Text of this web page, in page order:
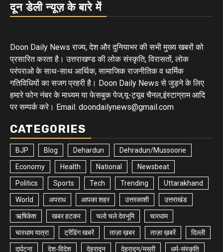
दून डेली न्यूज़ के बारे में
Doon Daily News राज्य, देश और दुनियाभर की सभी मुख्य खबरों को
प्रसारित करता है। उत्तराखण्ड की लोक संस्कृति, विरासतों, लोक
परंपराओ के साथ-साथ आर्थिक, सामाजिक राजनीतिक व धार्मिक
गतिविधियों का सजग प्रहरी है। Doon Daily News से जुड़ने के लिए
हमारे फोन नंबर के माध्यम या फेसबुक पेज,यू-ट्यूब चैनल,इंस्टाग्राम आदि
पर सम्पर्क करे। Email: doondailynews@gmail.com
CATEGORIES
BJP Blog Dehardun Dehradun/Mussoorie
Economy Health National Newsbeat
Politics Sports Tech Trending Uttarakhand
World अपराध आपका शहर उत्तरकाशी उत्तराखंड
ऋषिकेश खबर हटकर चलो चले देवभूमि चारधाम
चारधाम यात्रा ट्रेंडिंग खबरें ताज़ा ख़बर ताज़ा ख़बरें दिल्ली
दुर्घटना देश-विदेश देहरादून देहरादून/मसूरी धर्म-संस्कृति